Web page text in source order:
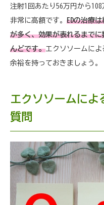
注射1回あたり56万円から
非常に高額です。 EDの治療
が多く、効果が表れるまで
んどです。エクソソームによ
余裕を持っておきましょう。
エクソソームによ
質問